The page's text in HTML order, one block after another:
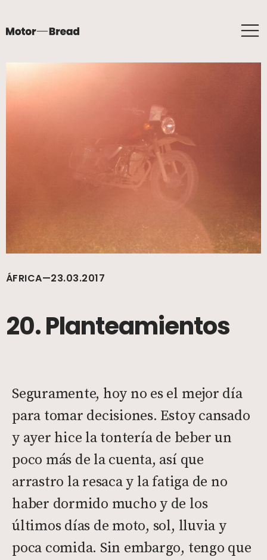
ÁFRICA—23.03.2017
20. Planteamientos
Seguramente, hoy no es el mejor día
para tomar decisiones. Estoy cansado
y ayer hice la tontería de beber un
poco más de la cuenta, así que
arrastro la resaca y la fatiga de no
haber dormido mucho y de los
últimos días de moto, sol, lluvia y
poca comida. Sin embargo, tengo que